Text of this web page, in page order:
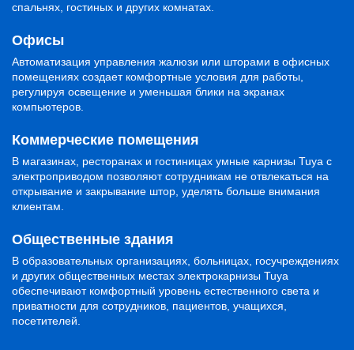
спальнях, гостиных и других комнатах.
Офисы
Автоматизация управления жалюзи или шторами в офисных
помещениях создает комфортные условия для работы,
регулируя освещение и уменьшая блики на экранах
компьютеров.
Коммерческие помещения
В магазинах, ресторанах и гостиницах умные карнизы Tuya с
электроприводом позволяют сотрудникам не отвлекаться на
открывание и закрывание штор, уделять больше внимания
клиентам.
Общественные здания
В образовательных организациях, больницах, госучреждениях
и других общественных местах электрокарнизы Tuya
обеспечивают комфортный уровень естественного света и
приватности для сотрудников, пациентов, учащихся,
посетителей.